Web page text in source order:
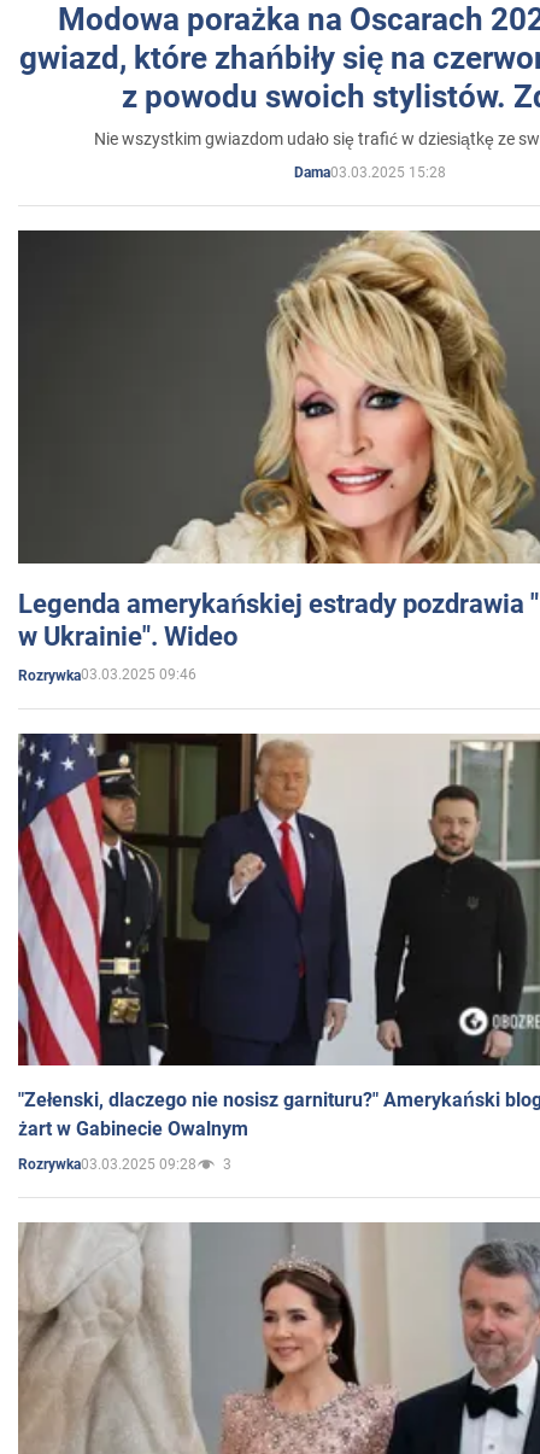
Modowa porażka na Oscarach
gwiazd, które zhańbiły się na
z powodu swoich stylistów.
Nie wszystkim gwiazdom udało się trafić w dziesiątkę ze
Dama03.03.2025 15:28
Legenda amerykańskiej estrady pozdrawia
w Ukrainie". Wideo
Rozrywka03.03.2025 09:46
"Zełenski, dlaczego nie nosisz garnituru?" Amerykański
żart w Gabinecie Owalnym
Rozrywka03.03.2025 09:28 3